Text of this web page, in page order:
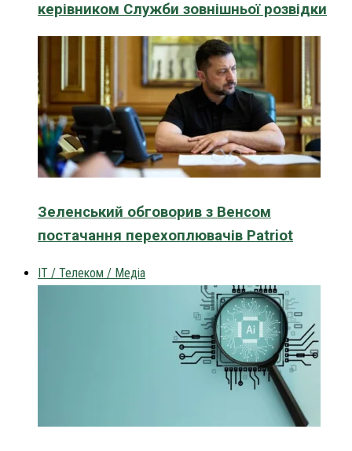
керівником Служби зовнішньої розвідки
Зеленський обговорив з Венсом
постачання перехоплювачів Patriot
IT / Телеком / Медіа